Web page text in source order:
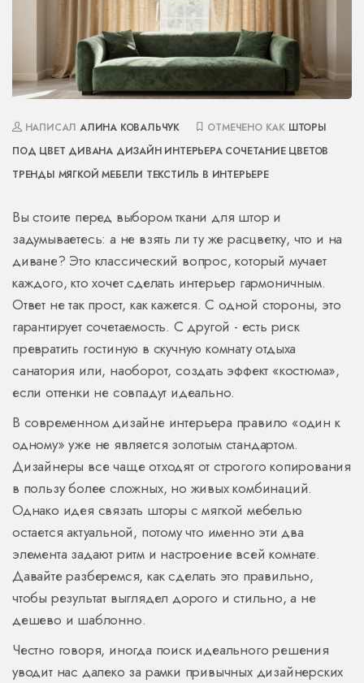
НАПИСАЛАЛИНА КОВАЛЬЧУК ОТМЕЧЕНО КАК ШТОРЫ
ПОД ЦВЕТ ДИВАНА ДИЗАЙН ИНТЕРЬЕРА СОЧЕТАНИЕ ЦВЕТОВ
ТРЕНДЫ МЯГКОЙ МЕБЕЛИ ТЕКСТИЛЬ В ИНТЕРЬЕРЕ
Вы стоите перед выбором ткани для штор и
задумываетесь: а не взять ли ту же расцветку, что и на
диване? Это классический вопрос, который мучает
каждого, кто хочет сделать интерьер гармоничным.
Ответ не так прост, как кажется. С одной стороны, это
гарантирует сочетаемость. С другой - есть риск
превратить гостиную в скучную комнату отдыха
санатория или, наоборот, создать эффект «костюма»,
если оттенки не совпадут идеально.
В современном дизайне интерьера правило «один к
одному» уже не является золотым стандартом.
Дизайнеры все чаще отходят от строгого копирования
в пользу более сложных, но живых комбинаций.
Однако идея связать шторы с мягкой мебелью
остается актуальной, потому что именно эти два
элемента задают ритм и настроение всей комнате.
Давайте разберемся, как сделать это правильно,
чтобы результат выглядел дорого и стильно, а не
дешево и шаблонно.
Честно говоря, иногда поиск идеального решения
уводит нас далеко за рамки привычных дизайнерских